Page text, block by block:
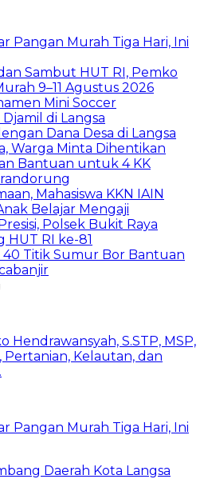
Pangan Murah Tiga Hari, Ini
Sambut HUT RI, Pemko
9–11 Agustus 2026
Mini Soccer
di Langsa
Dana Desa di Langsa
Warga Minta Dihentikan
Bantuan untuk 4 KK
Mahasiswa KKN IAIN
Belajar Mengaji
Polsek Bukit Raya
HUT RI ke-81
40 Titik Sumur Bor Bantuan
Pangan Murah Tiga Hari, Ini